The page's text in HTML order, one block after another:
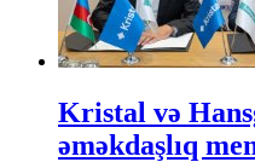
Kristal və
əməkdaşlıq